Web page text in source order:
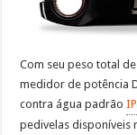
Com seu peso total
medidor de potência
contra água padrão
pedivelas disponíveis